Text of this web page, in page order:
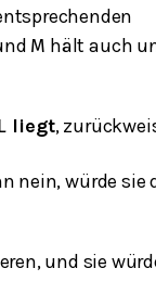
M hält auch
L liegt,
nein, würde sie
und sie